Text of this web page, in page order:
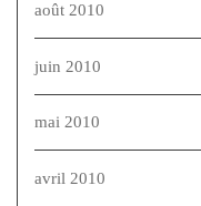
août 2010
juin 2010
mai 2010
avril 2010